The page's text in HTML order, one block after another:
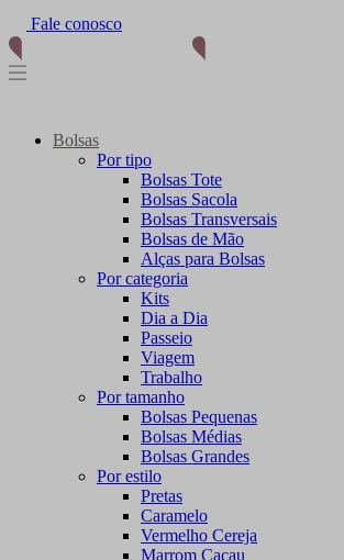
(11) 96012-2976
Fale conosco
Bolsas
Por tipo
Bolsas Tote
Bolsas Sacola
Bolsas Transversais
Bolsas de Mão
Alças para Bolsas
Por categoria
Kits
Dia a Dia
Passeio
Viagem
Trabalho
Por tamanho
Bolsas Pequenas
Bolsas Médias
Bolsas Grandes
Por estilo
Pretas
Caramelo
Vermelho Cereja
Marrom Cacau